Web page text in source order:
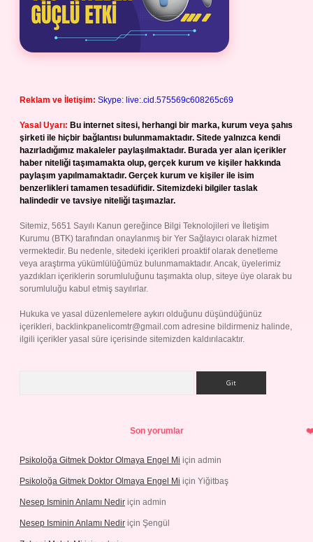
Reklam ve İletişim: Skype: live:.cid.575569c608265c69
Yasal Uyarı: Bu internet sitesi, herhangi bir marka, kurum veya şahıs
şirketi ile hiçbir bağlantısı bulunmamaktadır. Sitede yalnızca kendi
hazırladığımız makaleler paylaşılmaktadır. Burada yer alan içerikler
haber niteliği taşımamakta olup, gerçek kurum ve kişiler hakkında
paylaşım yapılmamaktadır. Gerçek kurum ve kişiler ile isim
benzerlikleri tamamen tesadüfidir. Sitemizdeki bilgiler taslak
halindedir ve tavsiye niteliği taşımazlar.
Sitemiz, 5651 Sayılı Kanun gereğince Bilgi Teknolojileri ve İletişim
Kurumu (BTK) tarafından onaylanmış bir Yer Sağlayıcı olarak hizmet
vermektedir. Bu nedenle, sitedeki içerikleri proaktif olarak denetleme
veya araştırma yükümlülüğümüz bulunmamaktadır. Ancak, üyelerimiz
yazdıkları içeriklerin sorumluluğunu taşımakta olup, siteye üye olarak bu
sorumluluğu kabul etmiş sayılırlar.
Hukuka ve yasal düzenlemelere aykırı olduğunu düşündüğünüz
içerikleri, backlinkpanelicomtr@gmail.com adresine bildirmeniz halinde,
ilgili içerikler yasal süre içerisinde sitemizden kaldırılacaktır.
Son yorumlar
Psikoloğa Gitmek Doktor Olmaya Engel Mi için admin
Psikoloğa Gitmek Doktor Olmaya Engel Mi için Yiğitbaş
Nesep Isminin Anlamı Nedir için admin
Nesep Isminin Anlamı Nedir için Şengül